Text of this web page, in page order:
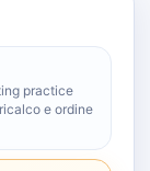
practice
e ordine